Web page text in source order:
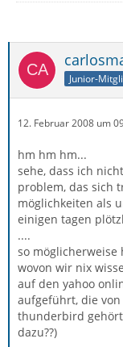
Junior-
12. Februar 2008 um
hm hm hm...
sehe, dass ich
problem, das sich
möglichkeiten als
einigen tagen
....
so möglicherweise
wovon wir nix
auf den yahoo
aufgeführt, die
thunderbird
dazu??)